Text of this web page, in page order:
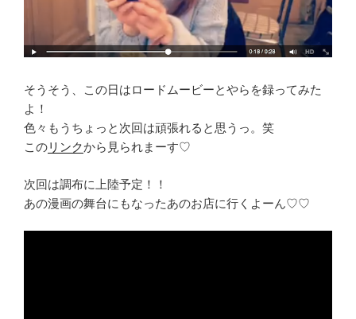
そうそう、この日はロードムービーとやらを録ってみた
よ！
色々もうちょっと次回は頑張れると思うっ。笑
このリンクから見られまーす♡
次回は調布に上陸予定！！
あの漫画の舞台にもなったあのお店に行くよーん♡♡